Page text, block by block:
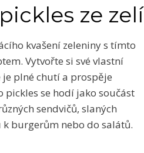
ze zelí
kvašení zeleniny s tímto
Vytvořte si své vlastní
je plné chutí a prospěje
pickles se hodí jako součást
sendvičů, slaných
burgerům nebo do salátů.